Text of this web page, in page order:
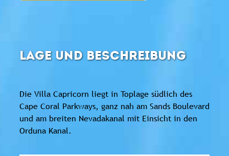
LAGE UND BESCHREIBUNG
Die Villa Capricorn liegt in Toplage südlich des
Cape Coral Parkways, ganz nah am Sands Boulevard
und am breiten Nevadakanal mit Einsicht in den
Orduna Kanal.